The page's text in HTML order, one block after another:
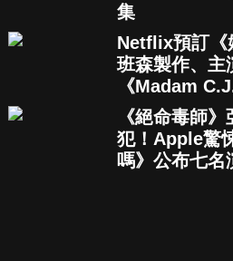
集
Netflix預訂《
班森製作、主
《Madam
《絕命毒師
犯！Apple驚
嗎》公布七名